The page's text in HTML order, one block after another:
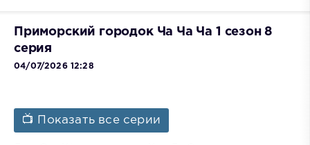
Приморский городок Ча Ча Ча 1 сезон 8
серия
04/07/2026 12:28
📺 Показать все серии